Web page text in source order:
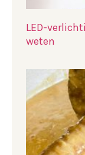
LED-
weten